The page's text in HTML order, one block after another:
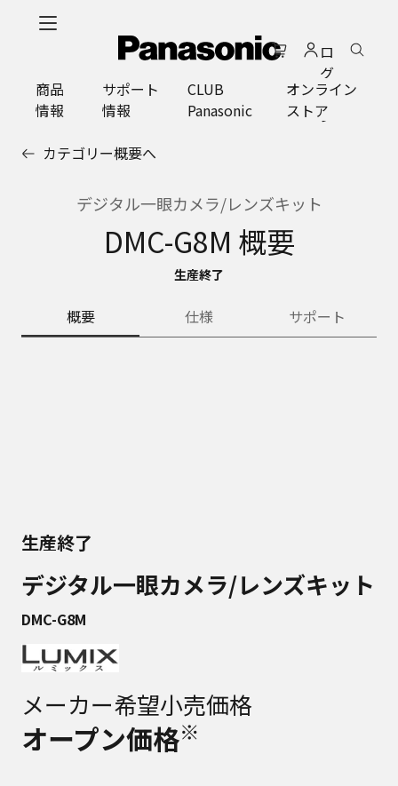
ロ
グ
イ
ン
商品
情報
サポート
情報
CLUB
Panasonic
オンライン
ストア
カテゴリー概要へ
デジタル一眼カメラ/レンズキット
DMC-G8M 概要
生産終了
概要 仕様 サポート
生産終了
デジタル一眼カメラ/レンズキット
DMC-G8M
メーカー希望小売価格
オープン価格※